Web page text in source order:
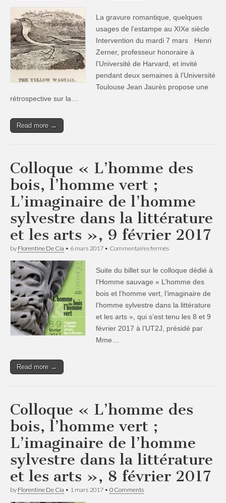
La gravure romantique, quelques
usages de l’estampe au XIXe siècle
Intervention du mardi 7 mars Henri
Zerner, professeur honoraire à
l’Université de Harvard, et invité
pendant deux semaines à l’Université
Toulouse Jean Jaurès propose une
rétrospective sur la…
Read more →
Colloque « L’homme des
bois, l’homme vert ;
L’imaginaire de l’homme
sylvestre dans la littérature
et les arts », 9 février 2017
by Florentine De Cia • 6 mars 2017 • Commentaires ferméssur
L’homme
des
l’homme
vert
L’imaginaire
de
9
Suite du billet sur le colloque dédié à
l’Homme sauvage « L’homme des
bois et l’homme vert, l’imaginaire de
l’homme sylvestre dans la littérature
et les arts », qui s’est tenu les 8 et 9
février 2017 à l’UT2J, présidé par
Mme…
Read more →
Colloque « L’homme des
bois, l’homme vert ;
L’imaginaire de l’homme
sylvestre dans la littérature
et les arts », 8 février 2017
by Florentine De Cia • 1 mars 2017 • 0 Comments